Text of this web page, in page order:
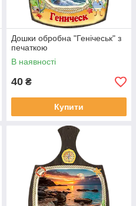
Дошки обробна "Генічеськ" з
печаткою
В наявності
40 ₴
Купити